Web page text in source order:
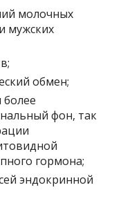
молочных
мужских
обмен;
более
фон, так
гормона;
эндокринной